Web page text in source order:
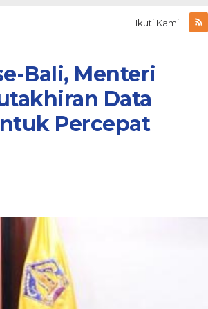
Ikuti Kami
Bali, Menteri
Data
Percepat